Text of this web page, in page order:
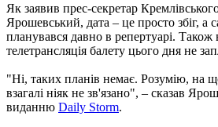
Як заявив прес-секретар
Ярошевський, дата – це просто збіг, а
планувався давно в репертуарі.
телетрансляція балету цього дня не
"Ні, таких планів немає. Розумію, на
взагалі ніяк не зв'язано", – сказав
виданню Daily Storm.